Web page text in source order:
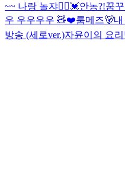
~~ 나랑 놀쟈🙋‍♀️💓안농?!꿈
우 우우우우 🧸❤️룸메즈🐻
방송 (세로ver.)자윤이의 요